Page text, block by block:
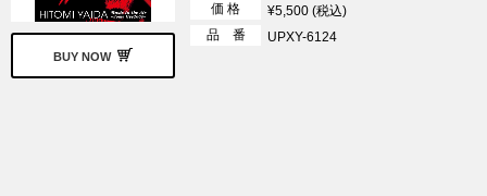
BUY NOW
価 格
¥5,500 (税込)
品 番
UPXY-6124